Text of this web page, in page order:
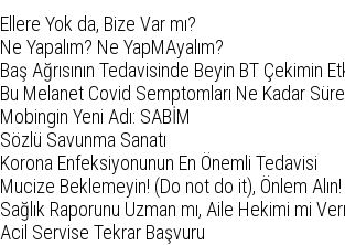
Ellere Yok da, Bize Var mı?
Ne Yapalım? Ne YapMAyalım?
Baş Ağrısının Tedavisinde Beyin BT Çekimin
Bu Melanet Covid Semptomları Ne Kadar
Mobingin Yeni Adı: SABİM
Sözlü Savunma Sanatı
Korona Enfeksiyonunun En Önemli Tedavisi
Mucize Beklemeyin! (Do not do it), Önlem Alın!
Sağlık Raporunu Uzman mı, Aile Hekimi mi
Acil Servise Tekrar Başvuru